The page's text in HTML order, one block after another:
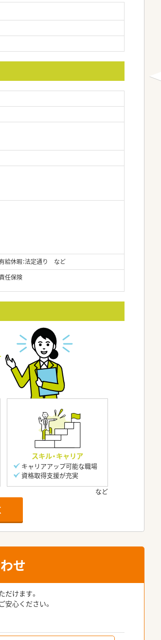
有給休暇：法定通り など
任保険
スキル・キャリア
キャリアアップ可能な職場
資格取得支援が充実
せ
けます。
安心ください。